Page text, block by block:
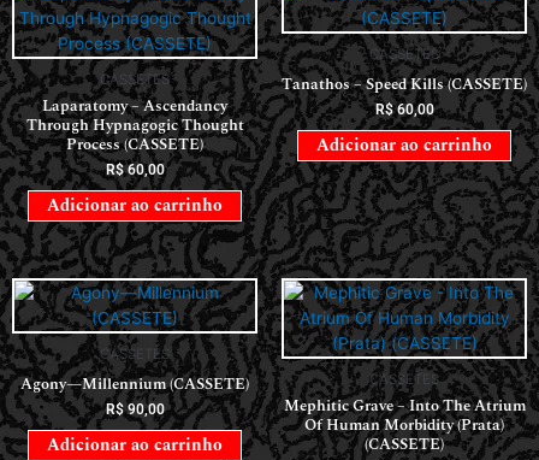
CASSETES
Laparatomy – Ascendancy
Through Hypnagogic Thought
Process (CASSETE)
R$60,00
Adicionar ao carrinho
CASSETES
Tanathos – Speed Kills (CASSETE)
R$60,00
Adicionar ao carrinho
CASSETES
Agony—Millennium (CASSETE)
R$90,00
Adicionar ao carrinho
CASSETES
Mephitic Grave – Into The Atrium
Of Human Morbidity (Prata)
(CASSETE)